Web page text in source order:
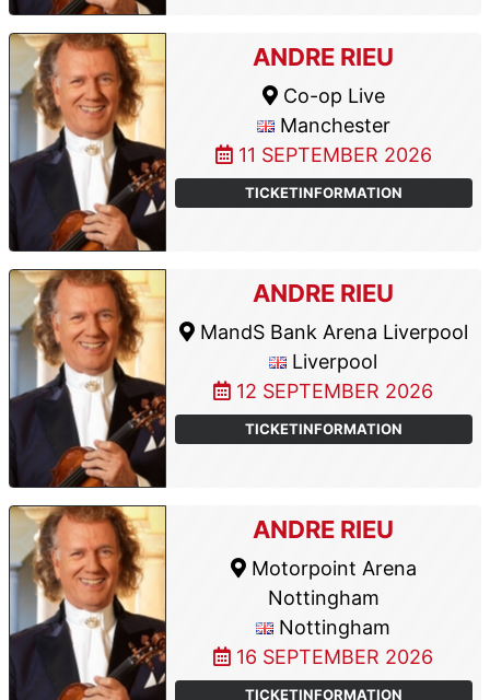
ANDRE RIEU
Co-op Live
Manchester
11 SEPTEMBER 2026
TICKETINFORMATION
ANDRE RIEU
MandS Bank Arena Liverpool
Liverpool
12 SEPTEMBER 2026
TICKETINFORMATION
ANDRE RIEU
Motorpoint Arena
Nottingham
Nottingham
16 SEPTEMBER 2026
TICKETINFORMATION